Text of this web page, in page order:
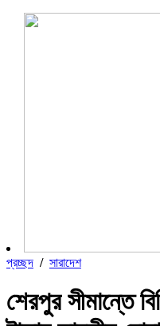
প্রচ্ছদ / সারাদেশ
শেরপুর সীমান্তে